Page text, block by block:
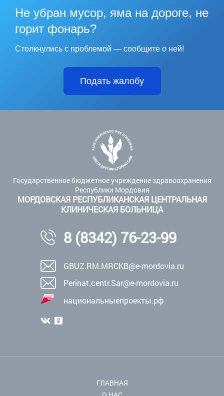
Не убран мусор, яма на дороге, не
горит фонарь?
Столкнулись с проблемой — сообщите о ней!
Подать жалобу
Государственное бюджетное учреждение здравоохранения
Республики Мордовия
МОРДОВСКАЯ РЕСПУБЛИКАНСКАЯ ЦЕНТРАЛЬНАЯ
КЛИНИЧЕСКАЯ БОЛЬНИЦА
8 (8342) 76-23-99
GBUZ.RM.MRCKB@e-mordovia.ru
Perinat.centr.Sar@e-mordovia.ru
национальныепроекты.рф
ГЛАВНАЯ